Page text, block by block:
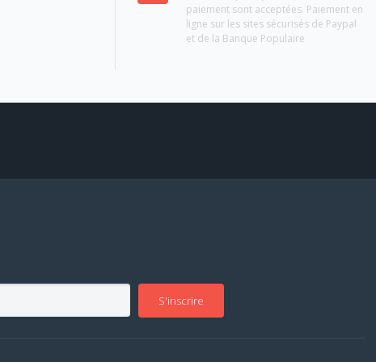
paiement sont acceptées. Paiement en
ligne sur les sites sécurisés de Paypal
et de la Banque Populaire
S'inscrire